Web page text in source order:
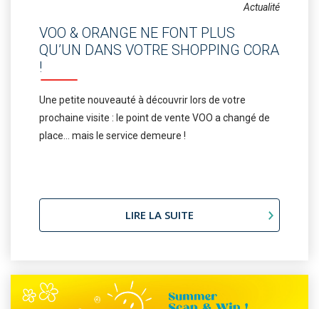
Actualité
VOO & ORANGE NE FONT PLUS
QU’UN DANS VOTRE SHOPPING CORA
!
Une petite nouveauté à découvrir lors de votre
prochaine visite : le point de vente VOO a changé de
place… mais le service demeure !
LIRE LA SUITE